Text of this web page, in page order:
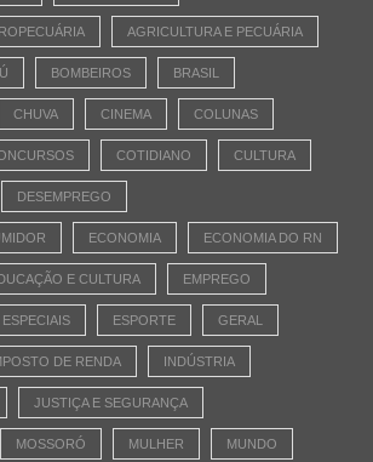
AGRICULTURA E PECUÁRIA
BOMBEIROS BRASIL
CHUVA CINEMA COLUNAS
COTIDIANO CULTURA
DESEMPREGO
ECONOMIA ECONOMIA DO RN
E CULTURA EMPREGO
ESPECIAIS ESPORTE GERAL
DE RENDA INDÚSTRIA
JUSTIÇA E SEGURANÇA
MOSSORÓ MULHER MUNDO